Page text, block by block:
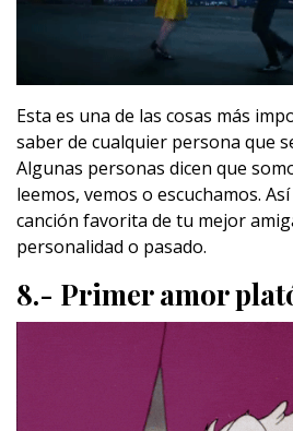
Esta es una de las cosas más
saber de cualquier persona que
Algunas personas dicen que
leemos, vemos o escuchamos.
canción favorita de tu mejor
personalidad o pasado.
8.- Primer amor